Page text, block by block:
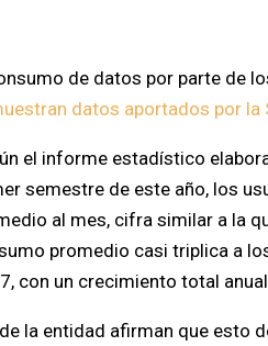
de datos por parte de
datos aportados por la
el informe estadístico
semestre de este año, los
al mes, cifra similar a la
promedio casi triplica a
con un crecimiento total
la entidad afirman que esto